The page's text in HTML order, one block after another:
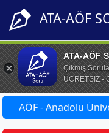
ATA-AÖF
ATA-AÖF
Çıkmış
ÜCRETSİZ -
AÖF - Anadolu